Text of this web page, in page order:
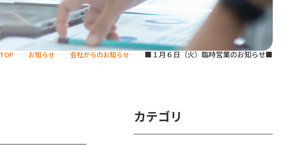
TOP お知らせ 会社からのお知らせ ■１月６日（火）臨時営業のお知らせ■
カテゴリ